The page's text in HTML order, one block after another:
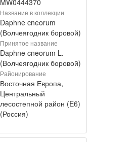
Название в коллекции
Daphne cneorum
(Волчеягодник боровой)
Принятое название
Daphne cneorum L.
(Волчеягодник боровой)
Районирование
Восточная Европа,
Центральный
лесостепной район (E6)
(Россия)